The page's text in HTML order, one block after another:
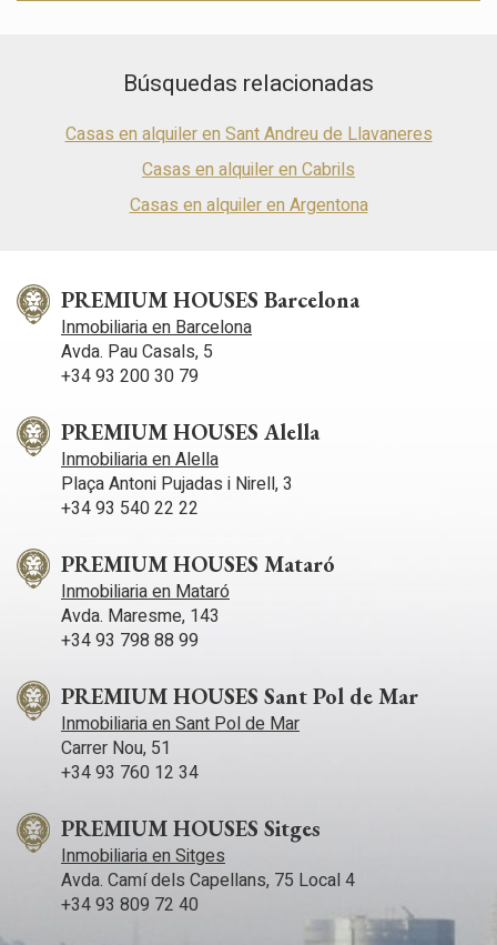
Búsquedas relacionadas
Casas en alquiler en Sant Andreu de Llavaneres
Casas en alquiler en Cabrils
Casas en alquiler en Argentona
PREMIUM HOUSES Barcelona
Inmobiliaria en Barcelona
Avda. Pau Casals, 5
+34 93 200 30 79
PREMIUM HOUSES Alella
Inmobiliaria en Alella
Plaça Antoni Pujadas i Nirell, 3
+34 93 540 22 22
PREMIUM HOUSES Mataró
Inmobiliaria en Mataró
Avda. Maresme, 143
+34 93 798 88 99
PREMIUM HOUSES Sant Pol de Mar
Inmobiliaria en Sant Pol de Mar
Carrer Nou, 51
+34 93 760 12 34
PREMIUM HOUSES Sitges
Inmobiliaria en Sitges
Avda. Camí­ dels Capellans, 75 Local 4
+34 93 809 72 40
Estas cookies son utilizadas para almacenar información
a través de la observación continuada de sus hábitos de
de navegación en el sitio web y mostrar publicidad